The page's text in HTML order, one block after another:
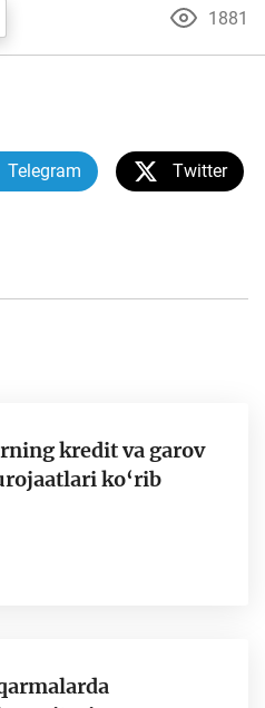
1881
Telegram Twitter
kredit va garov
ko‘rib